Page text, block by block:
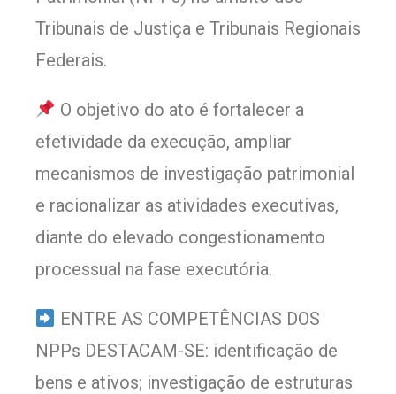
Tribunais de Justiça e Tribunais Regionais
Federais.
O objetivo do ato é fortalecer a
efetividade da execução, ampliar
mecanismos de investigação patrimonial
e racionalizar as atividades executivas,
diante do elevado congestionamento
processual na fase executória.
ENTRE AS COMPETÊNCIAS DOS
NPPs DESTACAM-SE: identificação de
bens e ativos; investigação de estruturas